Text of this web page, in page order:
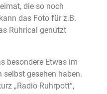
die so noch
das Foto für z.B.
Ruhrical genutzt
besondere Etwas im
gesehen haben.
„Radio Ruhrpott“,